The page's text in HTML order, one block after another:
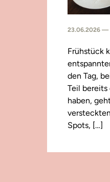
23.06.2026 —
Frühstück
den Tag,
Teil
haben,
Spots, […]